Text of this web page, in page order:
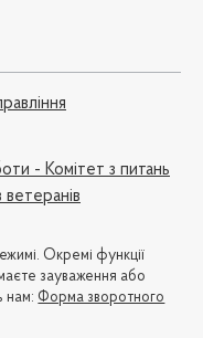
- Комітет з питань
ветеранів
Окремі функції
зауваження або
нам: Форма зворотного